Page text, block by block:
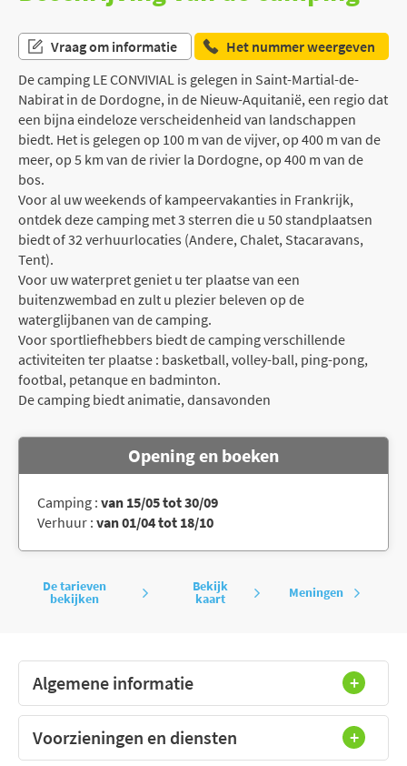
Vraag om informatie
Het nummer weergeven
De camping LE CONVIVIAL is gelegen in Saint-Martial-de-
Nabirat in de Dordogne, in de Nieuw-Aquitanië, een regio dat
een bijna eindeloze verscheidenheid van landschappen
biedt. Het is gelegen op 100 m van de vijver, op 400 m van de
meer, op 5 km van de rivier la Dordogne, op 400 m van de
bos.
Voor al uw weekends of kampeervakanties in Frankrijk,
ontdek deze camping met 3 sterren die u 50 standplaatsen
biedt of 32 verhuurlocaties (Andere, Chalet, Stacaravans,
Tent).
Voor uw waterpret geniet u ter plaatse van een
buitenzwembad en zult u plezier beleven op de
waterglijbanen van de camping.
Voor sportliefhebbers biedt de camping verschillende
activiteiten ter plaatse : basketball, volley-ball, ping-pong,
footbal, petanque en badminton.
De camping biedt animatie, dansavonden
Opening en boeken
Camping : van 15/05 tot 30/09
Verhuur : van 01/04 tot 18/10
De tarieven
bekijken
Bekijk
kaart Meningen
Algemene informatie
Voorzieningen en diensten